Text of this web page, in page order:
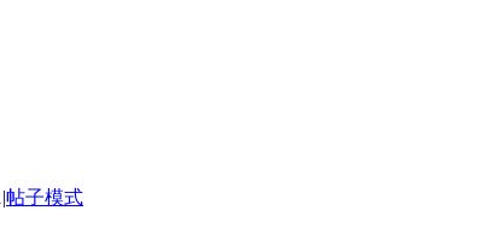
|帖子模式